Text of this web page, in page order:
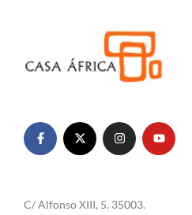
C/ Alfonso XIII, 5. 35003.